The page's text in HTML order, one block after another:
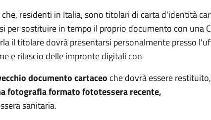
che, residenti in Italia, sono titolari di carta d'identità
per sostituire in tempo il proprio documento con una
il titolare dovrà presentarsi personalmente presso
e rilascio delle impronte digitali con
documento cartaceo che dovrà essere restituito,
fotografia formato fototessera recente,
sanitaria.